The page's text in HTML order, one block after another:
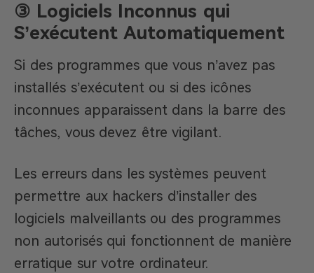
③ Logiciels Inconnus qui
S’exécutent Automatiquement
Si des programmes que vous n’avez pas
installés s’exécutent ou si des icônes
inconnues apparaissent dans la barre des
tâches, vous devez être vigilant.
Les erreurs dans les systèmes peuvent
permettre aux hackers d’installer des
logiciels malveillants ou des programmes
non autorisés qui fonctionnent de manière
erratique sur votre ordinateur.